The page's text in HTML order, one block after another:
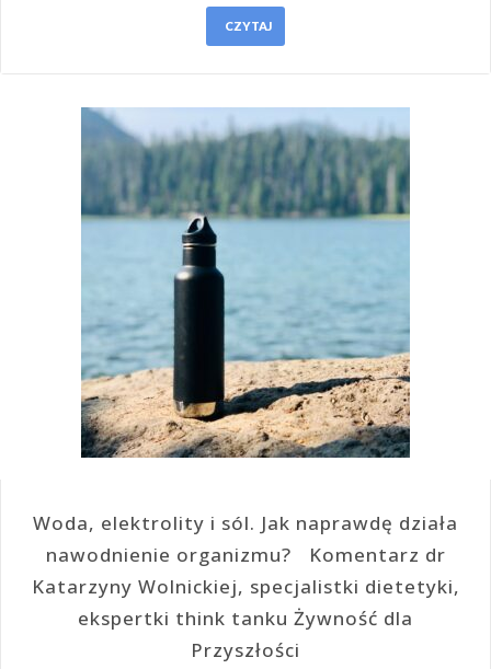
CZYTAJ
Woda, elektrolity i sól. Jak naprawdę działa
nawodnienie organizmu? Komentarz dr
Katarzyny Wolnickiej, specjalistki dietetyki,
ekspertki think tanku Żywność dla
Przyszłości